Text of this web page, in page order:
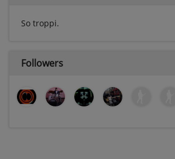
So troppi.
Followers